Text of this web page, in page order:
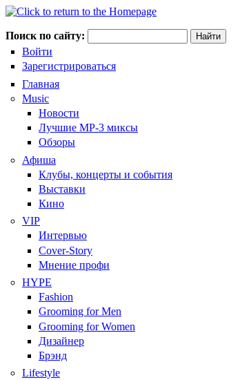
Поиск по сайту:
Войти
Зарегистрироваться
Главная
Music
Новости
Лучшие MP-3 миксы
Обзоры
Афиша
Клубы, концерты и события
Выставки
Кино
VIP
Интервью
Cover-Story
Мнение профи
HYPE
Fashion
Grooming for Men
Grooming for Women
Дизайнер
Брэнд
Lifestyle